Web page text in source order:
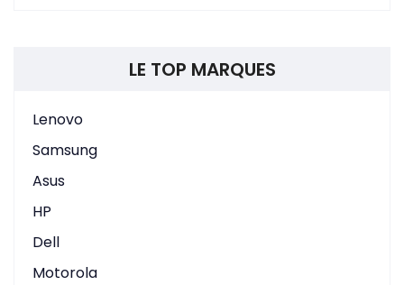
LE TOP MARQUES
Lenovo
Samsung
Asus
HP
Dell
Motorola